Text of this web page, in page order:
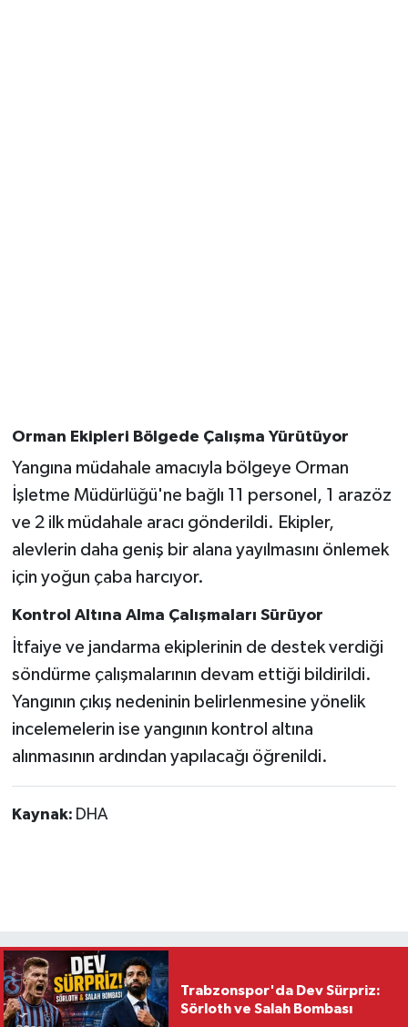
Orman Ekipleri Bölgede Çalışma Yürütüyor
Yangına müdahale amacıyla bölgeye Orman
İşletme Müdürlüğü'ne bağlı 11 personel, 1 arazöz
ve 2 ilk müdahale aracı gönderildi. Ekipler,
alevlerin daha geniş bir alana yayılmasını önlemek
için yoğun çaba harcıyor.
Kontrol Altına Alma Çalışmaları Sürüyor
İtfaiye ve jandarma ekiplerinin de destek verdiği
söndürme çalışmalarının devam ettiği bildirildi.
Yangının çıkış nedeninin belirlenmesine yönelik
incelemelerin ise yangının kontrol altına
alınmasının ardından yapılacağı öğrenildi.
Kaynak: DHA
Trabzonspor'da Dev Sürpriz:
Sörloth ve Salah Bombası